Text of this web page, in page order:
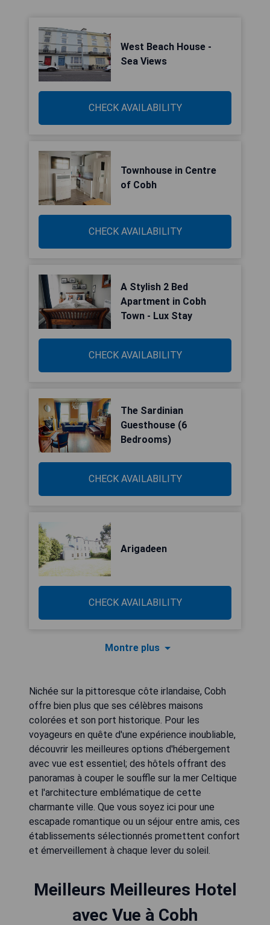
West Beach House -
Sea Views
CHECK AVAILABILITY
Townhouse in Centre
of Cobh
CHECK AVAILABILITY
A Stylish 2 Bed
Apartment in Cobh
Town - Lux Stay
CHECK AVAILABILITY
The Sardinian
Guesthouse (6
Bedrooms)
CHECK AVAILABILITY
Arigadeen
CHECK AVAILABILITY
Montre plus
Nichée sur la pittoresque côte irlandaise, Cobh
offre bien plus que ses célèbres maisons
colorées et son port historique. Pour les
voyageurs en quête d'une expérience inoubliable,
découvrir les meilleures options d'hébergement
avec vue est essentiel; des hôtels offrant des
panoramas à couper le souffle sur la mer Celtique
et l'architecture emblématique de cette
charmante ville. Que vous soyez ici pour une
escapade romantique ou un séjour entre amis, ces
établissements sélectionnés promettent confort
et émerveillement à chaque lever du soleil.
Meilleurs Meilleures Hotel
avec Vue à Cobh